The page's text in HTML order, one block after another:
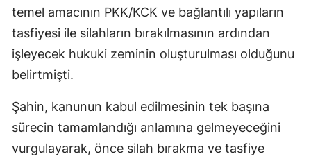
temel amacının PKK/KCK ve bağlantılı yapıların
tasfiyesi ile silahların bırakılmasının ardından
işleyecek hukuki zeminin oluşturulması olduğunu
belirtmişti.
Şahin, kanunun kabul edilmesinin tek başına
sürecin tamamlandığı anlamına gelmeyeceğini
vurgulayarak, önce silah bırakma ve tasfiye